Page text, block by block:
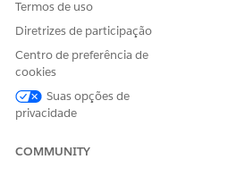
ESTE ARTIGO RESOLVEU
Termos de uso
Diretrizes de participação
Centro de preferência de
cookies
Suas opções de
privacidade
COMMUNITY